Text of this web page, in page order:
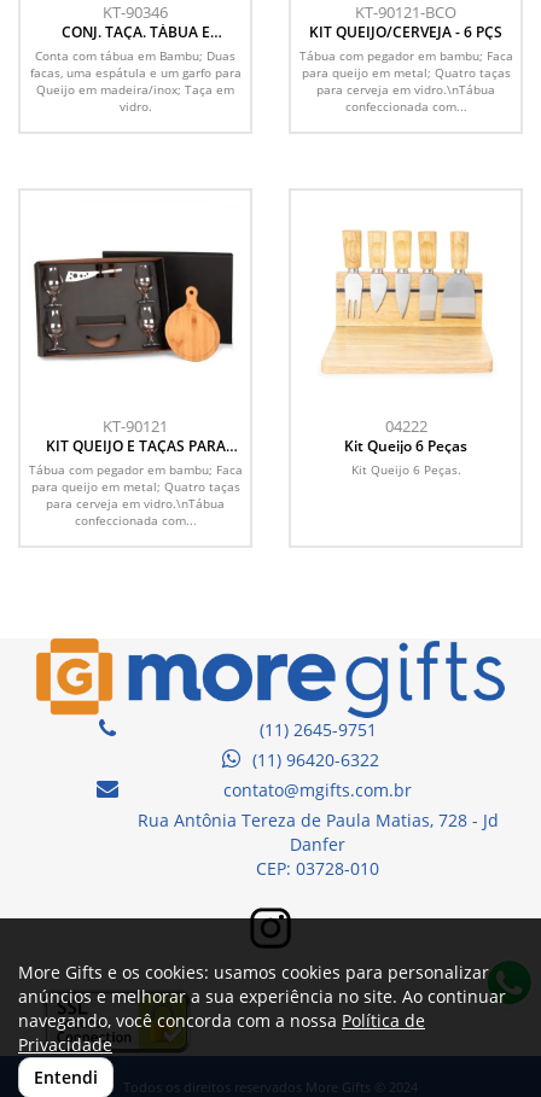
KT-90346
CONJ. TAÇA. TÁBUA E
UTENSILIOS - 6 PEÇAS
Conta com tábua em Bambu; Duas
facas, uma espátula e um garfo para
Queijo em madeira/inox; Taça em
vidro.
KT-90121-BCO
KIT QUEIJO/CERVEJA - 6 PÇS
Tábua com pegador em bambu; Faca
para queijo em metal; Quatro taças
para cerveja em vidro.\nTábua
confeccionada com...
KT-90121
KIT QUEIJO E TAÇAS PARA
CERVEJA - 6 PÇS
Tábua com pegador em bambu; Faca
para queijo em metal; Quatro taças
para cerveja em vidro.\nTábua
confeccionada com...
04222
Kit Queijo 6 Peças
Kit Queijo 6 Peças.
(11) 2645-9751
(11) 96420-6322
contato@mgifts.com.br
Rua Antônia Tereza de Paula Matias, 728 - Jd
Danfer
CEP: 03728-010
Todos os direitos reservados More Gifts © 2024
More Gifts e os cookies: usamos cookies para personalizar
anúncios e melhorar a sua experiência no site. Ao continuar
navegando, você concorda com a nossa Política de
Privacidade
Entendi